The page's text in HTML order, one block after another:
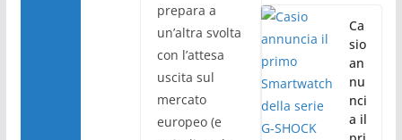
prepara a
un’altra svolta
con l’attesa
uscita sul
mercato
europeo (e
Ca
sio
an
nu
nci
a il